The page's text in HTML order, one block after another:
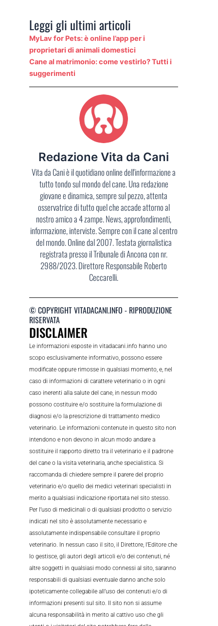
Leggi gli ultimi articoli
MyLav for Pets: è online l’app per i
proprietari di animali domestici
Cane al matrimonio: come vestirlo? Tutti i
suggerimenti
Redazione Vita da Cani
Vita da Cani è il quotidiano online dell'informazione a
tutto tondo sul mondo del cane. Una redazione
giovane e dinamica, sempre sul pezzo, attenta
osservatrice di tutto quel che accade attorno al
nostro amico a 4 zampe. News, approfondimenti,
informazione, interviste. Sempre con il cane al centro
del mondo. Online dal 2007. Testata giornalistica
registrata presso il Tribunale di Ancona con nr.
2988/2023. Direttore Responsabile Roberto
Ceccarelli.
© COPYRIGHT VITADACANI.INFO - RIPRODUZIONE
RISERVATA
DISCLAIMER
Le informazioni esposte in vitadacani.info hanno uno
scopo esclusivamente informativo, possono essere
modificate oppure rimosse in qualsiasi momento, e, nel
caso di informazioni di carattere veterinario o in ogni
caso inerenti alla salute del cane, in nessun modo
possono costituire e/o sostituire la formulazione di
diagnosi e/o la prescrizione di trattamento medico
veterinario. Le informazioni contenute in questo sito non
intendono e non devono in alcun modo andare a
sostituire il rapporto diretto tra il veterinario e il padrone
del cane o la visita veterinaria, anche specialistica. Si
raccomanda di chiedere sempre il parere del proprio
veterinario e/o quello dei medici veterinari specialisti in
merito a qualsiasi indicazione riportata nel sito stesso.
Per l’uso di medicinali o di qualsiasi prodotto o servizio
indicati nel sito è assolutamente necessario e
assolutamente indispensabile consultare il proprio
veterinario. In nessun caso il sito, il Direttore, l’Editore che
lo gestisce, gli autori degli articoli e/o dei contenuti, né
altre soggetti in qualsiasi modo connessi al sito, saranno
responsabili di qualsiasi eventuale danno anche solo
ipoteticamente collegabile all’uso dei contenuti e/o di
informazioni presenti sul sito. Il sito non si assume
alcuna responsabilità in merito al cattivo uso che gli